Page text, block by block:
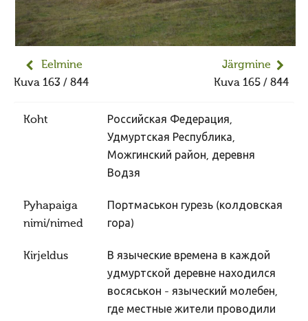
Usuvabadus
Kirikute ja koguduste seadus
Seadusandlus
Sõbrad ja koostööpartnerid
Maausust
Eelmine
Kuva 163 / 844
Järgmine
Kuva 165 / 844
Koht
Российская Федерация,
Удмуртская Республика,
Можгинский район, деревня
Водзя
Pyhapaiga
nimi/nimed
Портмаськон гурезь (колдовская
гора)
Kirjeldus
В языческие времена в каждой
удмуртской деревне находился
восяськон - языческий молебен,
где местные жители проводили